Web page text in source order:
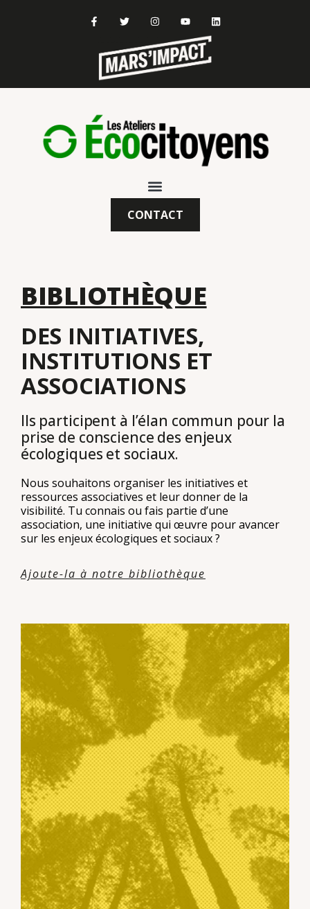
CONTACT
BIBLIOTHÈQUE
DES INITIATIVES,
INSTITUTIONS ET
ASSOCIATIONS
Ils participent à l’élan commun pour la
prise de conscience des enjeux
écologiques et sociaux.
Nous souhaitons organiser les initiatives et
ressources associatives et leur donner de la
visibilité. Tu connais ou fais partie d’une
association, une initiative qui œuvre pour avancer
sur les enjeux écologiques et sociaux ?
Ajoute-la à notre bibliothèque